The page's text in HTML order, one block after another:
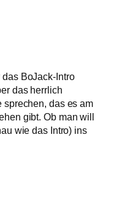
BoJack-Intro
das herrlich
sprechen, das es am
gibt. Ob man will
wie das Intro) ins